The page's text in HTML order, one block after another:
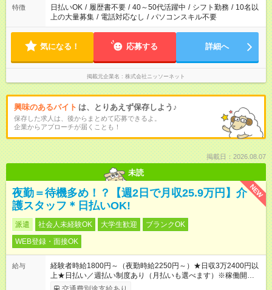
特徴 日払いOK / 履歴書不要 / 40～50代活躍中 / シフト勤務 / 10名以
上の大量募集 / 電話対応なし / パソコンスキル不要
気になる！ 応募する 詳細へ
掲載元企業名 株式会社ニッソーネット
興味のあるバイト は、とりあえず保存しよう♪
保存した求人は、後からまとめて応募できるよ。
企業からアプローチが届くことも！
掲載日：2026.08.07
未読
NEW
夜勤＝待機多め！？【週2日で月収25.9万円】介
護スタッフ＊日払いOK!
派遣 社会人未経験OK 大学生歓迎
ブランクOK
WEB登録・面接OK
給与
経験者時給1800円～（夜勤時給2250円～）★日収3万2400円以
上★日払い／週払い制度あり（月払いも選べます）※稼働開始時
は手続き完了次第のお支払いとなります。